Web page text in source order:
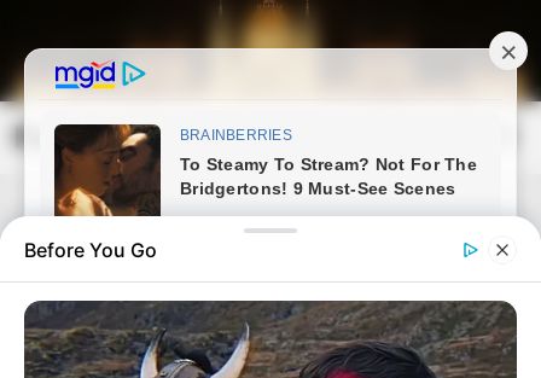
content
Magyarország Kincsei
Search
Before You Go